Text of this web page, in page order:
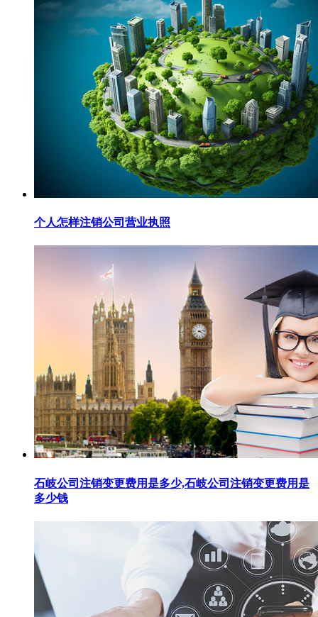
个人怎样注销公司营业执照
石岐公司注销变更费用是多少,石岐公司注销变更费用是
多少钱